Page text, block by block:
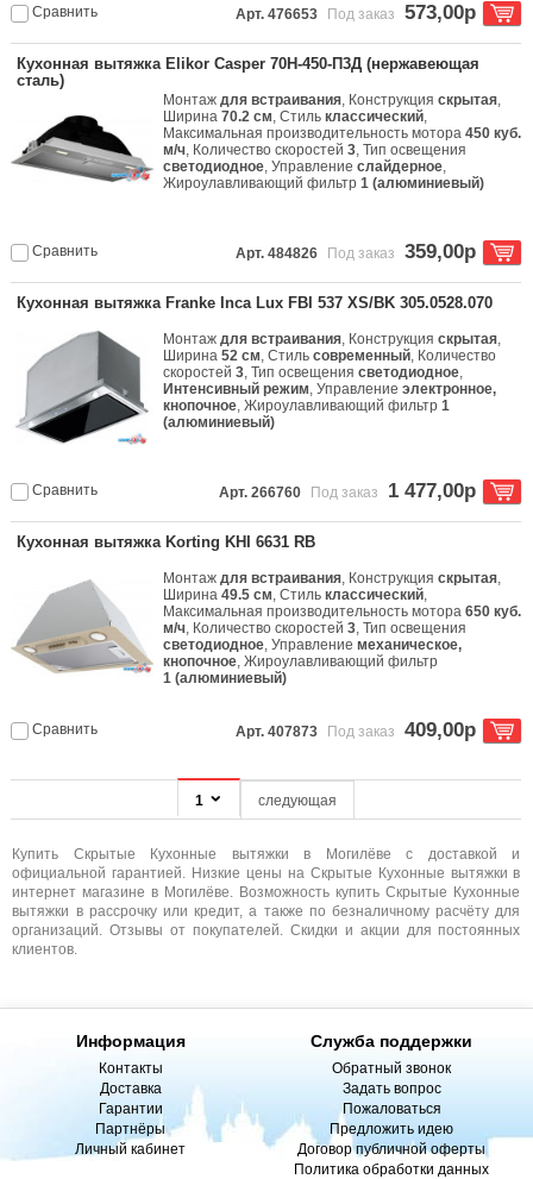
Купить Скрытые Кухонные вытяжки в Могилёве с доставкой и
официальной гарантией. Низкие цены на Скрытые Кухонные вытяжки в
интернет магазине в Могилёве. Возможность купить Скрытые Кухонные
вытяжки в рассрочку или кредит, а также по безналичному расчёту для
организаций. Отзывы от покупателей. Скидки и акции для постоянных
клиентов.
Сравнить Арт. 476653 Под заказ 573,00р
Кухонная вытяжка Elikor Casper 70Н-450-П3Д (нержавеющая
сталь)
Монтаждля встраивания, Конструкцияскрытая,
Ширина70.2 см, Стильклассический,
Максимальная производительность мотора450 куб.
м/ч, Количество скоростей3, Тип освещения
светодиодное, Управлениеслайдерное,
Жироулавливающий фильтр1 (алюминиевый)
Сравнить Арт. 484826 Под заказ 359,00р
Кухонная вытяжка Franke Inca Lux FBI 537 XS/BK 305.0528.070
Монтаждля встраивания, Конструкцияскрытая,
Ширина52 см, Стильсовременный, Количество
скоростей3, Тип освещениясветодиодное,
Интенсивный режим, Управлениеэлектронное,
кнопочное, Жироулавливающий фильтр1
(алюминиевый)
Сравнить Арт. 266760 Под заказ 1 477,00р
Кухонная вытяжка Korting KHI 6631 RB
Монтаждля встраивания, Конструкцияскрытая,
Ширина49.5 см, Стильклассический,
Максимальная производительность мотора650 куб.
м/ч, Количество скоростей3, Тип освещения
светодиодное, Управлениемеханическое,
кнопочное, Жироулавливающий фильтр
1 (алюминиевый)
Сравнить Арт. 407873 Под заказ 409,00р
1 следующая
Информация
Контакты
Доставка
Гарантии
Партнёры
Личный кабинет
Служба поддержки
Обратный звонок
Задать вопрос
Пожаловаться
Предложить идею
Договор публичной оферты
Политика обработки данных